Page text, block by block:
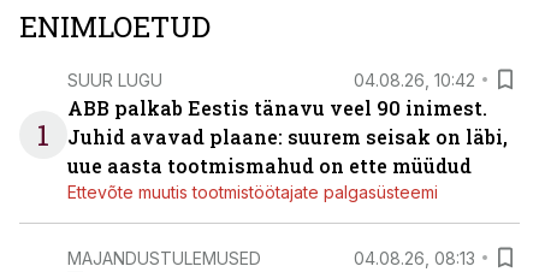
ENIMLOETUD
1
SUUR LUGU 04.08.26, 10:42
ABB palkab Eestis tänavu veel 90 inimest.
Juhid avavad plaane: suurem seisak on läbi,
uue aasta tootmismahud on ette müüdud
Ettevõte muutis tootmistöötajate palgasüsteemi
MAJANDUSTULEMUSED 04.08.26, 08:13